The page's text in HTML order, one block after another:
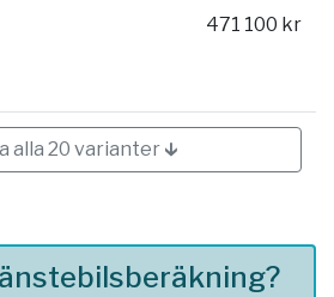
471 100 kr
alla 20 varianter 🡳